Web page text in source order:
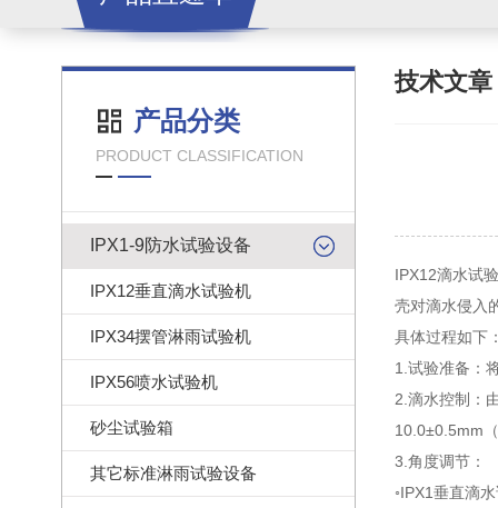
产品分类
PRODUCT CLASSIFICATION
IPX1-9防水试验设备
IPX12垂直滴水试验机
IPX34摆管淋雨试验机
IPX56喷水试验机
砂尘试验箱
其它标准淋雨试验设备
技术文章
IPX12滴水试
壳对滴水侵入
具体过程如下
1. 试验准备：
2. 滴水控制：
10.0±0.5mm
3. 角度调节：
◦IPX1垂直滴